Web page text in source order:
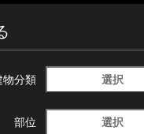
物分類 選択
部位 選択